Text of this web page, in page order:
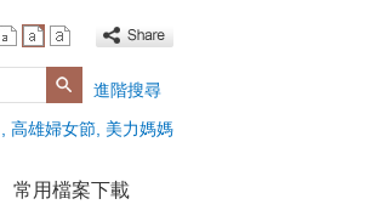
搜尋
進階搜尋
高雄婦女節 美力媽媽
常用檔案下載